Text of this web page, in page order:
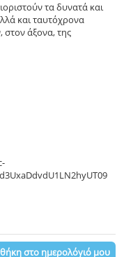
τα δυνατά και
και ταυτόχρονα
στον άξονα, της
στο ημερολόγιό μου